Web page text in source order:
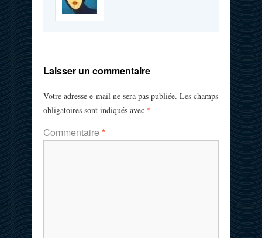
Laisser un commentaire
Votre adresse e-mail ne sera pas publiée. Les champs
obligatoires sont indiqués avec *
Commentaire *